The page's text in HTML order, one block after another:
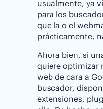
usualmente, ya
para los
que la o el
prácticamente,
Ahora bien, si
quiere optimizar
web de cara a
buscador,
extensiones,